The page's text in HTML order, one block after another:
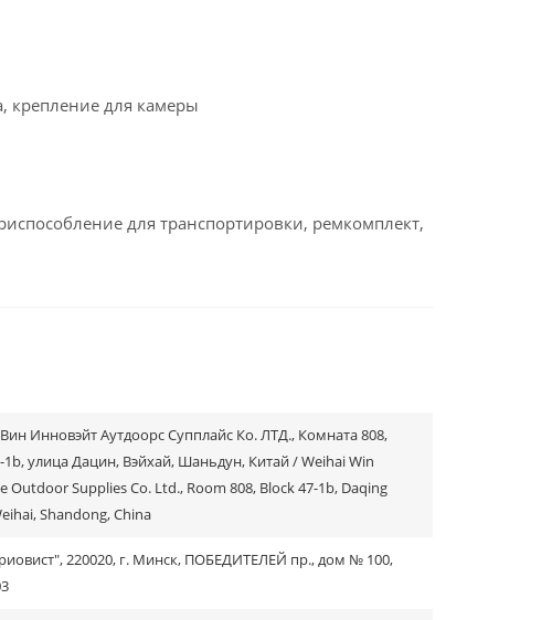
крепление для камеры
для транспортировки, ремкомплект,
Инновэйт Аутдоорс Супплайс Ко. ЛТД., Комната 808,
1b, улица Дацин, Вэйхай, Шаньдун, Китай / Weihai Win
Outdoor Supplies Co. Ltd., Room 808, Block 47-1b, Daqing
Shandong, China
220020, г. Минск, ПОБЕДИТЕЛЕЙ пр., дом № 100,